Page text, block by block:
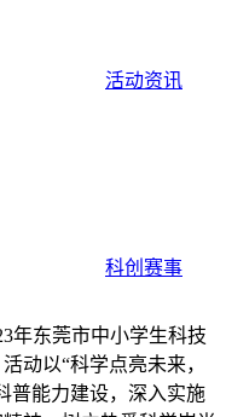
活动资讯
科创赛事
年东莞市中小学生科技
动以“科学点亮未来，
普能力建设，深入实施